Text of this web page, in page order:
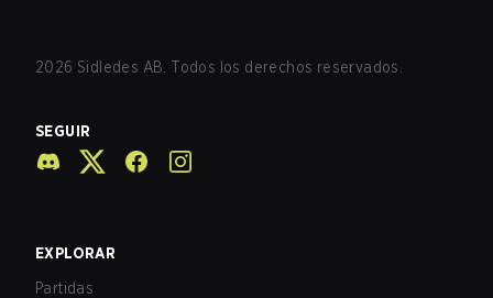
2026 Sidledes AB. Todos los derechos reservados.
SEGUIR
EXPLORAR
Partidas